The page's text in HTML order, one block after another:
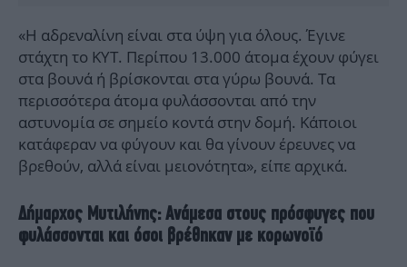
«Η αδρεναλίνη είναι στα ύψη για όλους. Έγινε
στάχτη το ΚΥΤ. Περίπου 13.000 άτομα έχουν φύγει
στα βουνά ή βρίσκονται στα γύρω βουνά. Τα
περισσότερα άτομα φυλάσσονται από την
αστυνομία σε σημείο κοντά στην δομή. Κάποιοι
κατάφεραν να φύγουν και θα γίνουν έρευνες να
βρεθούν, αλλά είναι μειονότητα», είπε αρχικά.
Δήμαρχος Μυτιλήνης: Ανάμεσα στους πρόσφυγες που
φυλάσσονται και όσοι βρέθηκαν με κορωνοϊό